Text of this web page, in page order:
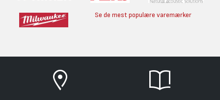
Se de mest populære varemærker